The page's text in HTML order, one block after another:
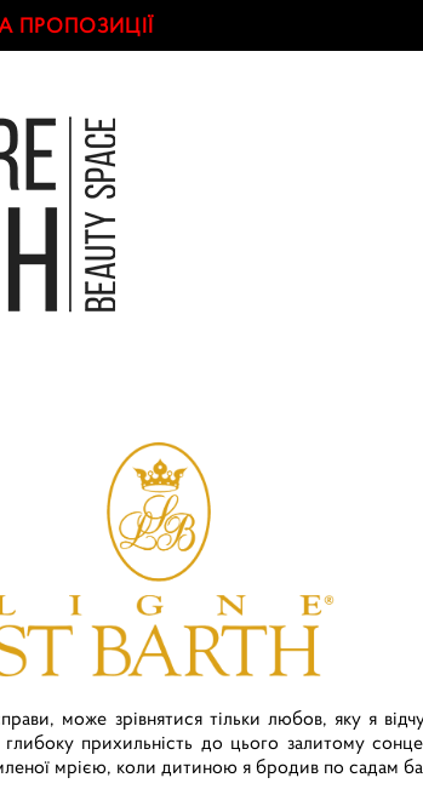
ПРОПОЗИЦІЇ
може зрівнятися тільки любов, яку я
прихильність до цього залитому
мрією, коли дитиною я бродив по садам